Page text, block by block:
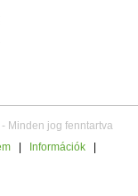
Minden jog fenntartva
Információk